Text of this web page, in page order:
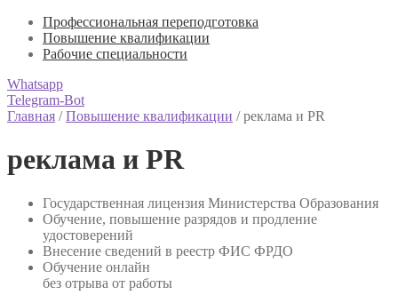
Профессиональная переподготовка
Повышение квалификации
Рабочие специальности
Whatsapp
Telegram-Bot
Главная /Повышение квалификации /реклама и PR
реклама и PR
Государственная лицензия Министерства Образования
Обучение, повышение разрядов и продление
удостоверений
Внесение сведений в реестр ФИС ФРДО
Обучение онлайн
без отрыва от работы